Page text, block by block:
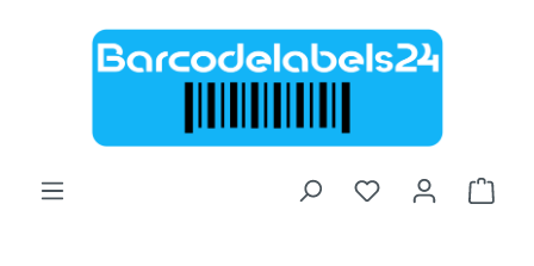
Zum Hauptinhalt springen